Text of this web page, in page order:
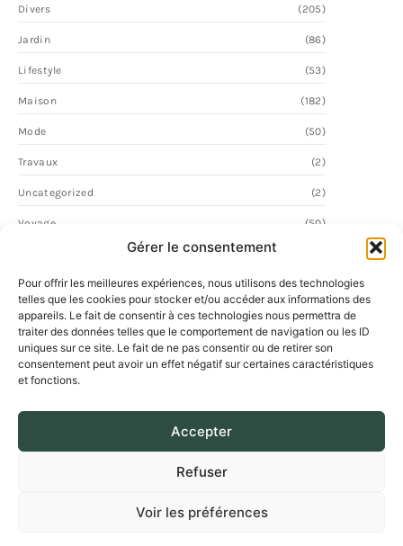
Gérer le consentement
Pour offrir les meilleures expériences, nous utilisons des technologies
telles que les cookies pour stocker et/ou accéder aux informations des
appareils. Le fait de consentir à ces technologies nous permettra de
traiter des données telles que le comportement de navigation ou les ID
uniques sur ce site. Le fait de ne pas consentir ou de retirer son
consentement peut avoir un effet négatif sur certaines caractéristiques
et fonctions.
Accepter
Refuser
Voir les préférences
Divers (205)
Jardin (86)
Lifestyle (53)
Maison (182)
Mode (50)
Travaux (2)
Uncategorized (2)
Voyage (50)
© 2026 Desordre Urbain